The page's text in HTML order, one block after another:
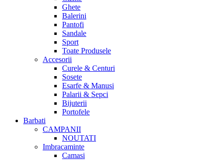
Ghete
Balerini
Pantofi
Sandale
Sport
Toate Produsele
Accesorii
Curele & Centuri
Sosete
Esarfe & Manusi
Palarii & Sepci
Bijuterii
Portofele
Barbati
CAMPANII
NOUTATI
Imbracaminte
Camasi